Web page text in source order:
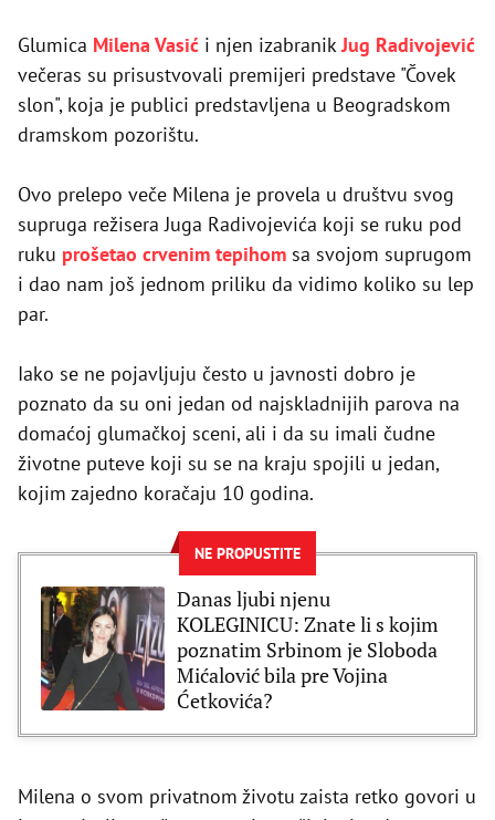
Glumica Milena Vasić i njen izabranik Jug Radivojević
večeras su prisustvovali premijeri predstave "Čovek
slon", koja je publici predstavljena u Beogradskom
dramskom pozorištu.
Ovo prelepo veče Milena je provela u društvu svog
supruga režisera Juga Radivojevića koji se ruku pod
ruku prošetao crvenim tepihom sa svojom suprugom
i dao nam još jednom priliku da vidimo koliko su lep
par.
Iako se ne pojavljuju često u javnosti dobro je
poznato da su oni jedan od najskladnijih parova na
domaćoj glumačkoj sceni, ali i da su imali čudne
životne puteve koji su se na kraju spojili u jedan,
kojim zajedno koračaju 10 godina.
NE PROPUSTITE
Danas ljubi njenu
KOLEGINICU: Znate li s kojim
poznatim Srbinom je Sloboda
Mićalović bila pre Vojina
Ćetkovića?
Milena o svom privatnom životu zaista retko govori u